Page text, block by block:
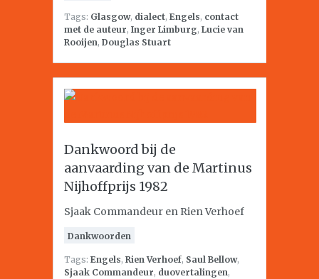
Tags: Glasgow, dialect, Engels, contact
met de auteur, Inger Limburg, Lucie van
Rooijen, Douglas Stuart
Dankwoord bij de
aanvaarding van de Martinus
Nijhoffprijs 1982
Sjaak Commandeur en Rien Verhoef
Dankwoorden
Tags: Engels, Rien Verhoef, Saul Bellow,
Sjaak Commandeur, duovertalingen,